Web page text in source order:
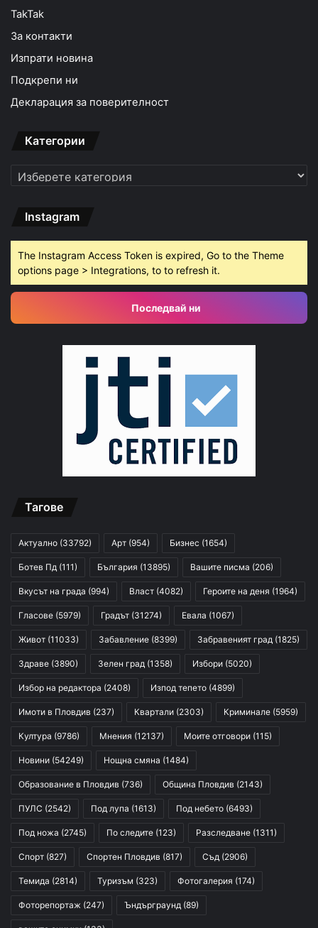
TakTak
За контакти
Изпрати новина
Подкрепи ни
Декларация за поверителност
Категории
Категории
Instagram
The Instagram Access Token is expired, Go to the Theme
options page > Integrations, to to refresh it.
Последвай ни
Тагове
Актуално (33792) Арт (954) Бизнес (1654)
Ботев Пд (111) България (13895) Вашите писма (206)
Вкусът на града (994) Власт (4082) Героите на деня (1964)
Гласове (5979) Градът (31274) Евала (1067)
Живот (11033) Забавление (8399) Забравеният град (1825)
Здраве (3890) Зелен град (1358) Избори (5020)
Избор на редактора (2408) Изпод тепето (4899)
Имоти в Пловдив (237) Квартали (2303) Криминале (5959)
Култура (9786) Мнения (12137) Моите отговори (115)
Новини (54249) Нощна смяна (1484)
Образование в Пловдив (736) Община Пловдив (2143)
ПУЛС (2542) Под лупа (1613) Под небето (6493)
Под ножа (2745) По следите (123) Разследване (1311)
Спорт (827) Спортен Пловдив (817) Съд (2906)
Темида (2814) Туризъм (323) Фотогалерия (174)
Фоторепортаж (247) Ъндърграунд (89)